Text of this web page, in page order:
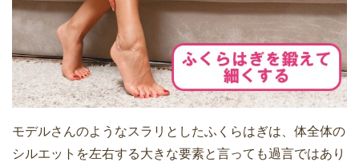
モデルさんのようなスラリとしたふくらはぎは、体全体の
シルエットを左右する大きな要素と言っても過言ではあり